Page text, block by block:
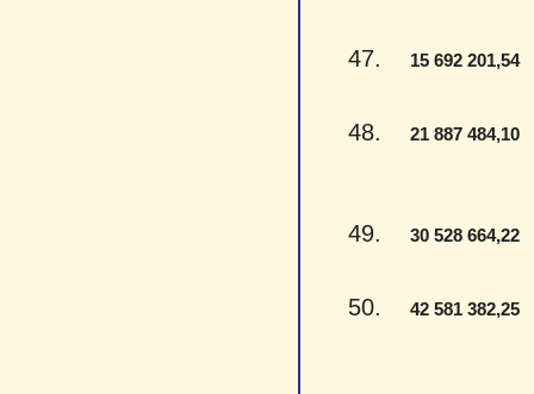
47. 15 692 201,54-
48. 21 887 484,10
49. 30 528 664,22
50. 42 581 382,25